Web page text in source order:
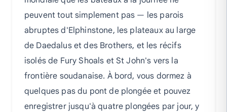
peuvent tout simplement pas — les parois
abruptes d'Elphinstone, les plateaux au large
de Daedalus et des Brothers, et les récifs
isolés de Fury Shoals et St John's vers la
frontière soudanaise. À bord, vous dormez à
quelques pas du pont de plongée et pouvez
enregistrer jusqu'à quatre plongées par jour, y